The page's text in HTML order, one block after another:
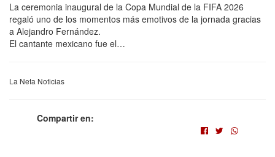
La ceremonia inaugural de la Copa Mundial de la FIFA 2026
regaló uno de los momentos más emotivos de la jornada gracias
a Alejandro Fernández.
El cantante mexicano fue el…
La Neta Noticias
Compartir en: